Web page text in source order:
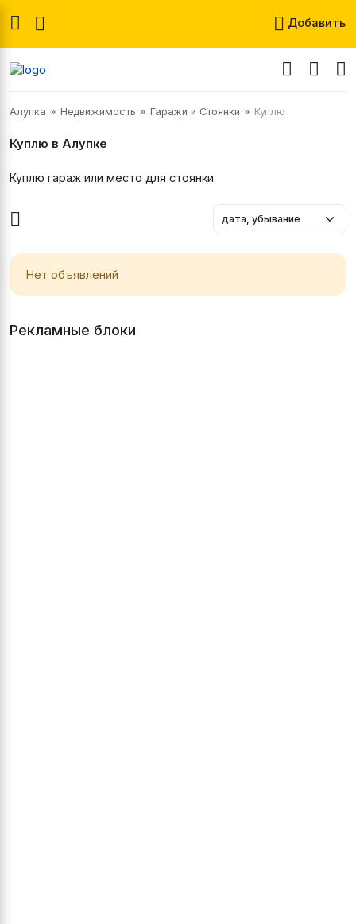
Добавить
Алупка Недвижимость Гаражи и Стоянки Куплю
Куплю в Алупке
Куплю гараж или место для стоянки
Нет объявлений
Рекламные блоки